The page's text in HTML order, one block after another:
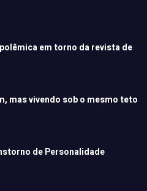
em torno da revista de
mas vivendo sob o mesmo teto
de Personalidade